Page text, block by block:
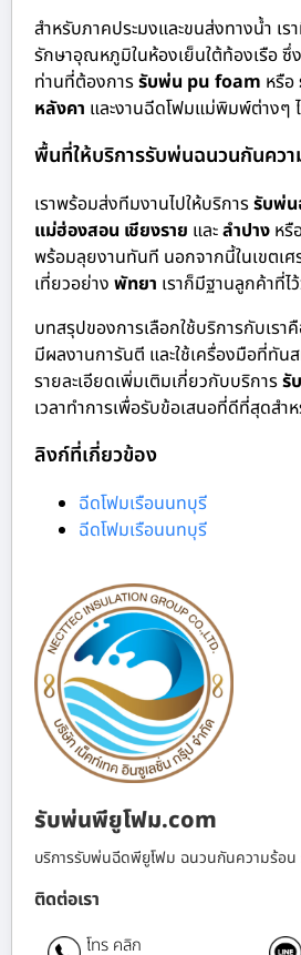
สำหรับภาคประมงและขนส่งทางน้ำ เร
รักษาอุณหภูมิในห้องเย็นใต้ท้องเรือ
ท่านที่ต้องการรับพ่น pu foam หรือ
หลังคา และงานฉีดโฟมแม่พิมพ์ต่างๆ
พื้นที่ให้บริการรับพ่นฉนวนกันควา
เราพร้อมส่งทีมงานไปให้บริการรับพ่น
แม่ฮ่องสอน เชียงราย และลำปาง หรื
พร้อมลุยงานทันที นอกจากนี้ในเขตเ
เที่ยวอย่าง พัทยา เราก็มีฐานลูกค้าที่ไว้
บทสรุปของการเลือกใช้บริการกับเร
มีผลงานการันตี และใช้เครื่องมือที่ทัน
รายละเอียดเพิ่มเติมเกี่ยวกับบริการรั
เวลาทำการเพื่อรับข้อเสนอที่ดีที่สุดส
ลิงก์ที่เกี่ยวข้อง
ฉีดโฟมเรือนนทบุรี
ฉีดโฟมเรือนนทบุรี
รับพ่นพียูโฟม.com
บริการรับพ่นฉีดพียูโฟม ฉนวนกันความร้อ
ติดต่อเรา
โทร คลิก